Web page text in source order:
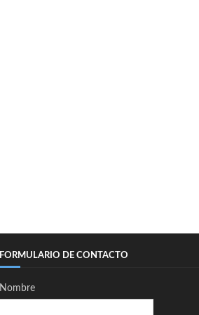
FORMULARIO DE CONTACTO
Nombre